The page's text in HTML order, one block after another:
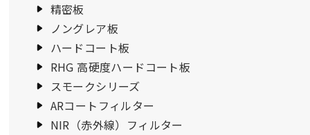
精密板
ノングレア板
ハードコート板
RHG 高硬度ハードコート板
スモークシリーズ
ARコートフィルター
NIR（赤外線）フィルター